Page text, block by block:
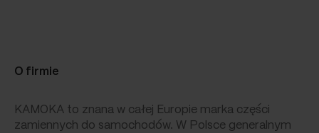
O firmie
KAMOKA to znana w całej Europie marka części
zamiennych do samochodów. W Polsce generalnym